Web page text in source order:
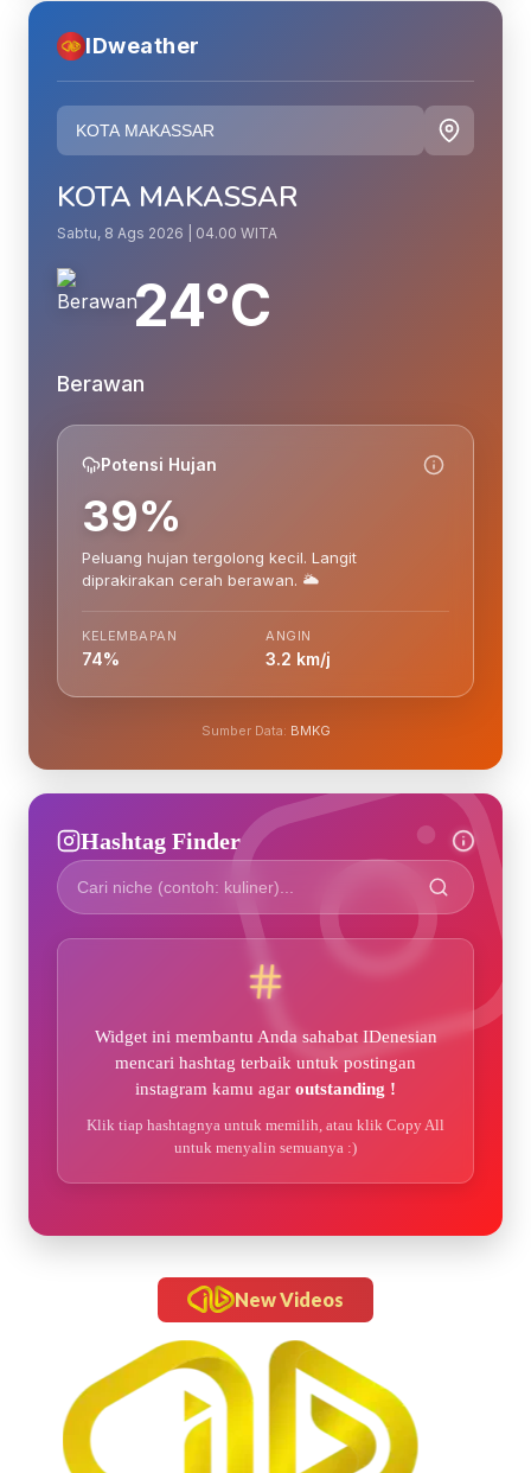
IDweather
KOTA MAKASSAR
Sabtu, 8 Ags 2026 | 04.00 WITA
24°C
Berawan
Potensi Hujan
39%
Peluang hujan tergolong kecil. Langit
diprakirakan cerah berawan. 🌥️
KELEMBAPAN
74%
ANGIN
3.2 km/j
Sumber Data: BMKG
Hashtag Finder
Widget ini membantu Anda sahabat IDenesian
mencari hashtag terbaik untuk postingan
instagram kamu agar outstanding !
Klik tiap hashtagnya untuk memilih, atau klik Copy All
untuk menyalin semuanya :)
New Videos